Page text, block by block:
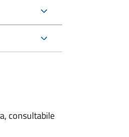
consultabile